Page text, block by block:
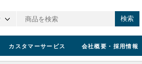
検索
カスタマーサービス 会社概要 ・採用情報